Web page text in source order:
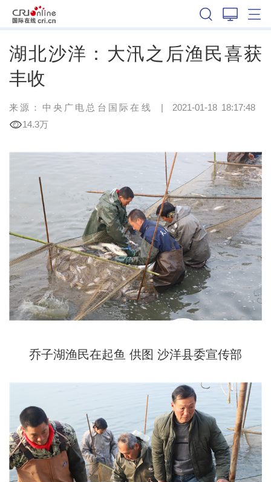
湖北沙洋：大汛之后渔民喜获
丰收
来源： 中央广电总台国际在线 | 2021-01-18 18:17:48
14.3万
乔子湖渔民在起鱼 供图 沙洋县委宣传部